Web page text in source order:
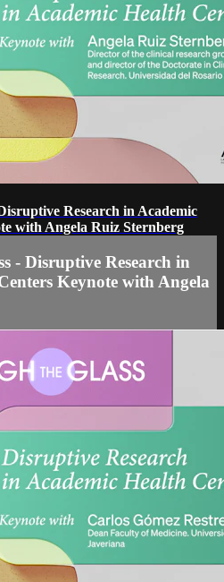
Research in Academic
with Angela Ruiz Sternberg
- Disruptive Research in
Keynote with Angela